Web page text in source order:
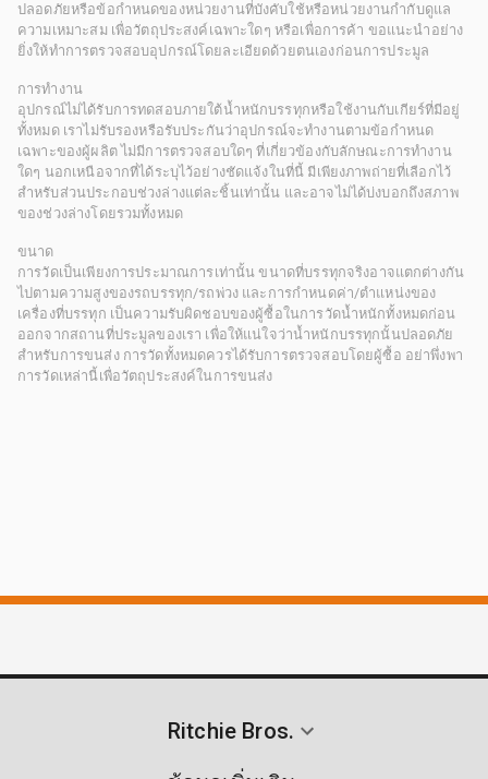
ปลอดภัยหรือข้อกำหนดของหน่วยงานที่บังคับใช้หรือหน่วยงานกำกับดูแล
ความเหมาะสม เพื่อวัตถุประสงค์เฉพาะใดๆ หรือเพื่อการค้า ขอแนะนำอย่าง
ยิ่งให้ทำการตรวจสอบอุปกรณ์โดยละเอียดด้วยตนเองก่อนการประมูล
การทำงาน
อุปกรณ์ไม่ได้รับการทดสอบภายใต้น้ำหนักบรรทุกหรือใช้งานกับเกียร์ที่มีอยู่
ทั้งหมด เราไม่รับรองหรือรับประกันว่าอุปกรณ์จะทำงานตามข้อกำหนด
เฉพาะของผู้ผลิต ไม่มีการตรวจสอบใดๆ ที่เกี่ยวข้องกับลักษณะการทำงาน
ใดๆ นอกเหนือจากที่ได้ระบุไว้อย่างชัดแจ้งในที่นี้ มีเพียงภาพถ่ายที่เลือกไว้
สำหรับส่วนประกอบช่วงล่างแต่ละชิ้นเท่านั้น และอาจไม่ได้บ่งบอกถึงสภาพ
ของช่วงล่างโดยรวมทั้งหมด
ขนาด
การวัดเป็นเพียงการประมาณการเท่านั้น ขนาดที่บรรทุกจริงอาจแตกต่างกัน
ไปตามความสูงของรถบรรทุก/รถพ่วง และการกำหนดค่า/ตำแหน่งของ
เครื่องที่บรรทุก เป็นความรับผิดชอบของผู้ซื้อในการวัดน้ำหนักทั้งหมดก่อน
ออกจากสถานที่ประมูลของเรา เพื่อให้แน่ใจว่าน้ำหนักบรรทุกนั้นปลอดภัย
สำหรับการขนส่ง การวัดทั้งหมดควรได้รับการตรวจสอบโดยผู้ซื้อ อย่าพึ่งพา
การวัดเหล่านี้เพื่อวัตถุประสงค์ในการขนส่ง
Ritchie Bros.